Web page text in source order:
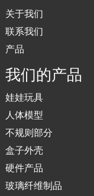
关于我们
联系我们
产品
我们的产品
娃娃玩具
人体模型
不规则部分
盒子外壳
硬件产品
玻璃纤维制品